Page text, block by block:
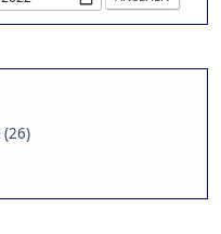
(26)